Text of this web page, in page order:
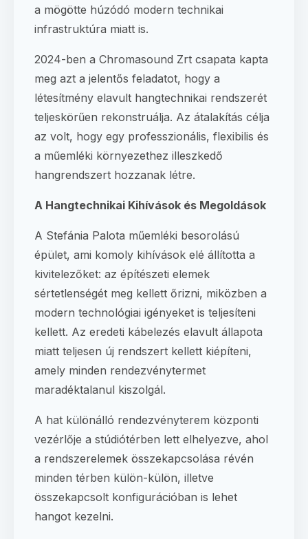
a mögötte húzódó modern technikai
infrastruktúra miatt is.
2024-ben a Chromasound Zrt csapata kapta
meg azt a jelentős feladatot, hogy a
létesítmény elavult hangtechnikai rendszerét
teljeskörűen rekonstruálja. Az átalakítás célja
az volt, hogy egy professzionális, flexibilis és
a műemléki környezethez illeszkedő
hangrendszert hozzanak létre.
A Hangtechnikai Kihívások és Megoldások
A Stefánia Palota műemléki besorolású
épület, ami komoly kihívások elé állította a
kivitelezőket: az építészeti elemek
sértetlenségét meg kellett őrizni, miközben a
modern technológiai igényeket is teljesíteni
kellett. Az eredeti kábelezés elavult állapota
miatt teljesen új rendszert kellett kiépíteni,
amely minden rendezvénytermet
maradéktalanul kiszolgál.
A hat különálló rendezvényterem központi
vezérlője a stúdiótérben lett elhelyezve, ahol
a rendszerelemek összekapcsolása révén
minden térben külön-külön, illetve
összekapcsolt konfigurációban is lehet
hangot kezelni.